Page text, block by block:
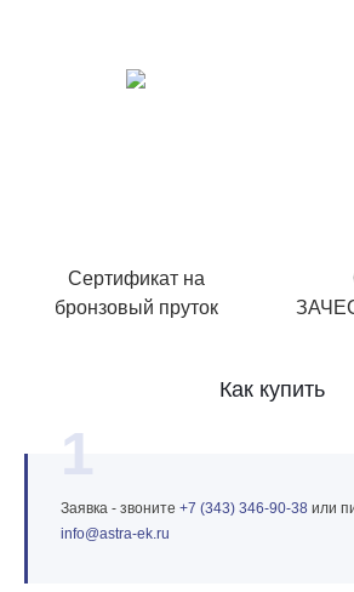
Сертификат на
бронзовый пруток
Как купить
1
Заявка - звоните +7 (343) 346‑90‑38 или
info@astra‑ek.ru